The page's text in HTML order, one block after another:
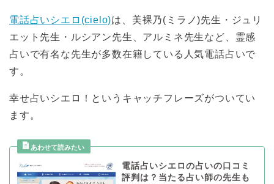
電話占いシエロ(cielo)は、美裸乃(ミラノ)先生・ジュリ
エット先生・ルシアン先生、アルミネ先生など、霊感
占いで有名な先生が多数在籍している人気電話占いで
す。
幸せ占いシエロ！というキャッチフレーズがついてい
ます。
電話占いシエロの占いの口コミ
評判は？当たる占い師の先生も